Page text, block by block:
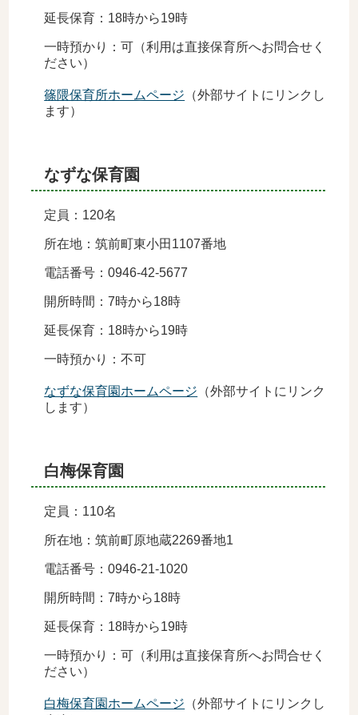
延長保育：18時から19時
一時預かり：可（利用は直接保育所へお問合せく
ださい）
篠隈保育所ホームページ （外部サイトにリンクし
ます）
なずな保育園
定員：120名
所在地：筑前町東小田1107番地
電話番号：0946-42-5677
開所時間：7時から18時
延長保育：18時から19時
一時預かり：不可
なずな保育園ホームページ （外部サイトにリンク
します）
白梅保育園
定員：110名
所在地：筑前町原地蔵2269番地1
電話番号：0946-21-1020
開所時間：7時から18時
延長保育：18時から19時
一時預かり：可（利用は直接保育所へお問合せく
ださい）
白梅保育園ホームページ （外部サイトにリンクし